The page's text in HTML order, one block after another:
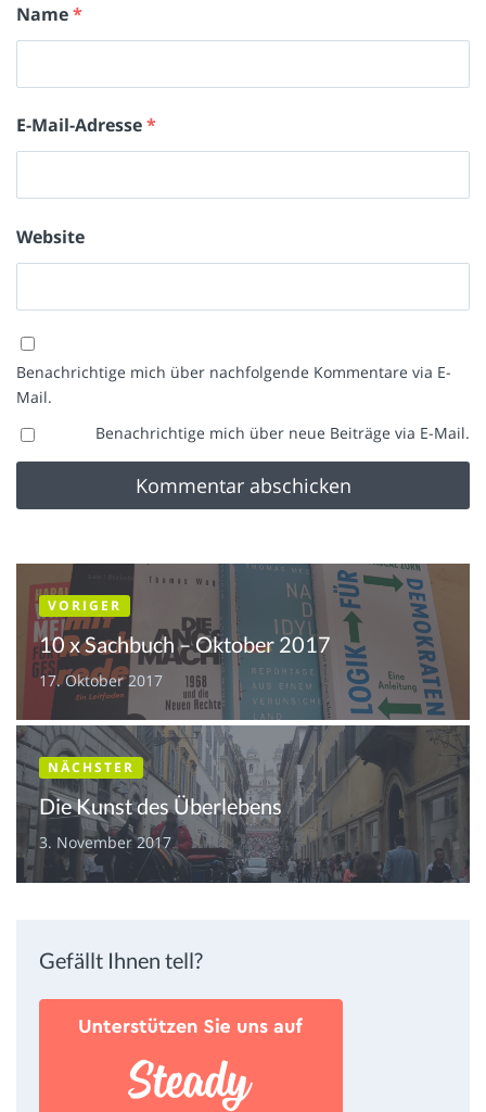
Name*
E-Mail-Adresse*
Website
Benachrichtige mich über nachfolgende Kommentare via E-
Mail.
Benachrichtige mich über neue Beiträge via E-Mail.
VORIGER
10 x Sachbuch – Oktober 2017
17. Oktober 2017
NÄCHSTER
Die Kunst des Überlebens
3. November 2017
Gefällt Ihnen tell?